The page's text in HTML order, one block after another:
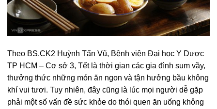
Theo BS.CK2 Huỳnh Tấn Vũ, Bệnh viện Đại học Y Dược
TP HCM – Cơ sở 3, Tết là thời gian các gia đình sum vầy,
thưởng thức những món ăn ngon và tận hưởng bầu không
khí vui tươi. Tuy nhiên, đây cũng là lúc mọi người dễ gặp
phải một số vấn đề sức khỏe do thói quen ăn uống không